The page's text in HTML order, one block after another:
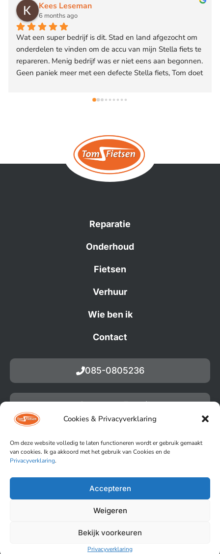
Cookies & Privacyverklaring
Om deze website volledig te laten functioneren wordt er gebruik gemaakt
van cookies. Ik ga akkoord met het gebruik van Cookies en de
Privacyverklaring.
Accepteren
Weigeren
Bekijk voorkeuren
Privacyverklaring
Jorick
6 months ago
Vandaag 29 jan '26 bij Tom geweest! Fijne vent, leuk
gesprek gehad en een goede service!
Heeft ons geholpen met een nieuw te plaatsen
kinderzitje op de fiets. Was ff een klein dingetje door het
een eventueel alternatief om er voor te zorgen dat onze
Reparatie
Onderhoud
Fietsen
Verhuur
Wie ben ik
Contact
085-0805236
Stuur een E-mail
Copyright by Toms Fietsen (2023)Privacyverklaring